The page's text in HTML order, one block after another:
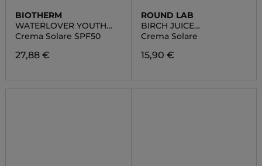
BIOTHERM
WATERLOVER YOUTH
PROTECTION
Crema Solare SPF50
27,88 €
ROUND LAB
BIRCH JUICE
MOISTURIZING
SUNSCREEN
Crema Solare
15,90 €